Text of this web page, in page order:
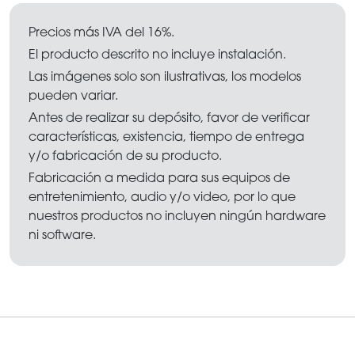
Precios más IVA del 16%.
El producto descrito no incluye instalación.
Las imágenes solo son ilustrativas, los modelos
pueden variar.
Antes de realizar su depósito, favor de verificar
características, existencia, tiempo de entrega
y/o fabricación de su producto.
Fabricación a medida para sus equipos de
entretenimiento, audio y/o video, por lo que
nuestros productos no incluyen ningún hardware
ni software.